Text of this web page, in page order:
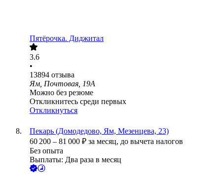
Пятёрочка. Диджитал
3.6
•
13894 отзыва
Ям, Почтовая, 19А
Можно без резюме
Откликнитесь среди первых
Откликнуться
Пекарь (Домодедово, Ям, Мезенцева, 23)
60 200 – 81 000 ₽ за месяц, до вычета налогов
Без опыта
Выплаты: Два раза в месяц